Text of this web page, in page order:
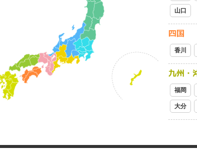
山口
四国
香川
九州・
福岡
大分